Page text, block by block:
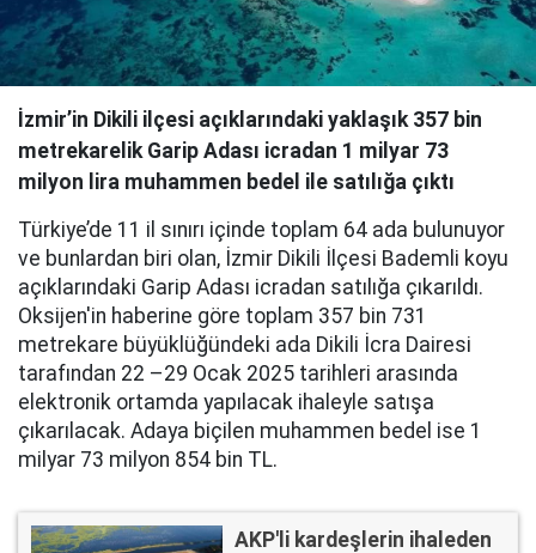
İzmir’in Dikili ilçesi açıklarındaki yaklaşık 357 bin
metrekarelik Garip Adası icradan 1 milyar 73
milyon lira muhammen bedel ile satılığa çıktı
Türkiye’de 11 il sınırı içinde toplam 64 ada bulunuyor
ve bunlardan biri olan, İzmir Dikili İlçesi Bademli koyu
açıklarındaki Garip Adası icradan satılığa çıkarıldı.
Oksijen'in haberine göre toplam 357 bin 731
metrekare büyüklüğündeki ada Dikili İcra Dairesi
tarafından 22 –29 Ocak 2025 tarihleri arasında
elektronik ortamda yapılacak ihaleyle satışa
çıkarılacak. Adaya biçilen muhammen bedel ise 1
milyar 73 milyon 854 bin TL.
AKP'li kardeşlerin ihaleden